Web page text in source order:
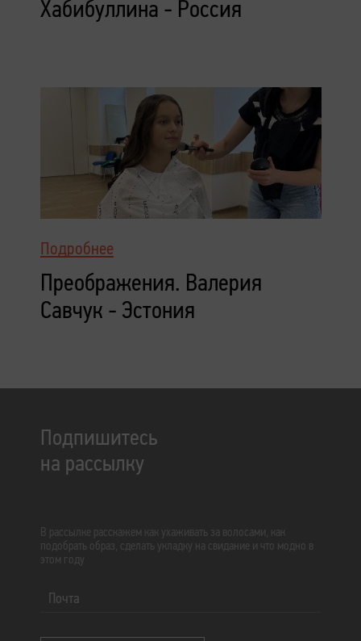
Хабибуллина - Россия
Подробнее
Преображения. Валерия
Савчук - Эстония
Подпишитесь
на рассылку
В рассылке расскажем как ухаживать за волосами, как
подобрать образ, сделать укладку на свидание и что модно в
этом году
Почта